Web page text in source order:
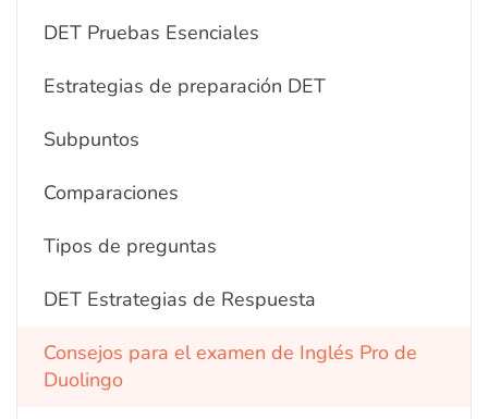
DET Pruebas Esenciales
Estrategias de preparación DET
Subpuntos
Comparaciones
Tipos de preguntas
DET Estrategias de Respuesta
Consejos para el examen de Inglés Pro de
Duolingo